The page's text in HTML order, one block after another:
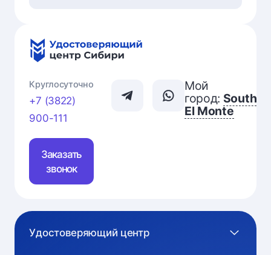
Круглосуточно
+7 (3822)
900-111
Заказать
звонок
Мой
город: South
El Monte
Удостоверяющий центр